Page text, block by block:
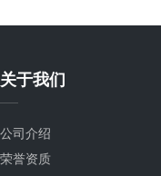
关于我们
公司介绍
荣誉资质